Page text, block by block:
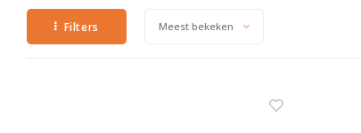
Filters Meest bekeken